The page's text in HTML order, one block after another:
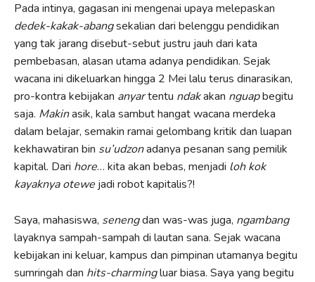
Pada intinya, gagasan ini mengenai upaya melepaskan
dedek-kakak-abangsekalian dari belenggu pendidikan
yang tak jarang disebut-sebut justru jauh dari kata
pembebasan, alasan utama adanya pendidikan. Sejak
wacana ini dikeluarkan hingga 2 Mei lalu terus dinarasikan,
pro-kontra kebijakan anyartentu ndakakan nguapbegitu
saja. Makinasik, kala sambut hangat wacana merdeka
dalam belajar, semakin ramai gelombang kritik dan luapan
kekhawatiran bin su’udzonadanya pesanan sang pemilik
kapital. Dari hore… kita akan bebas, menjadi loh kok
kayaknya otewejadi robot kapitalis?!
Saya, mahasiswa, senengdan was-was juga, ngambang
layaknya sampah-sampah di lautan sana. Sejak wacana
kebijakan ini keluar, kampus dan pimpinan utamanya begitu
sumringah dan hits-charmingluar biasa. Saya yang begitu